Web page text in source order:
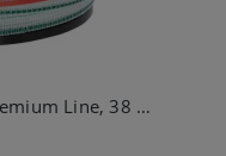
AKO Taśma ogrodzeniowa Premium Line, 38 mm 200 m